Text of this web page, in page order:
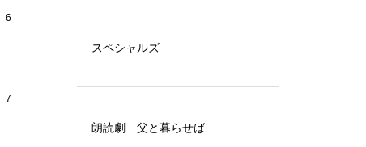
6
スペシャルズ
7
朗読劇 父と暮らせば